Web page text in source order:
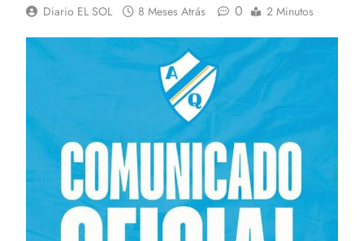
Diario EL SOL 8 Meses Atrás 0 2 Minutos